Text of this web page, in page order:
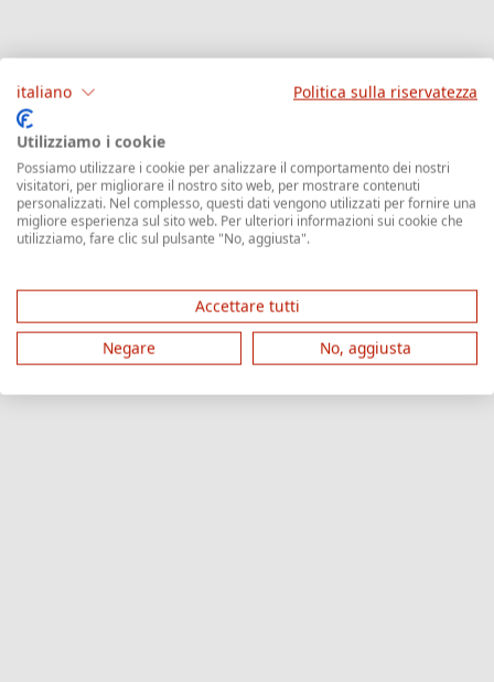
italiano Politica sulla riservatezza
Utilizziamo i cookie
Possiamo utilizzare i cookie per analizzare il comportamento dei nostri
visitatori, per migliorare il nostro sito web, per mostrare contenuti
personalizzati. Nel complesso, questi dati vengono utilizzati per fornire una
migliore esperienza sul sito web. Per ulteriori informazioni sui cookie che
utilizziamo, fare clic sul pulsante "No, aggiusta".
Accettare tutti
Negare
No, aggiusta